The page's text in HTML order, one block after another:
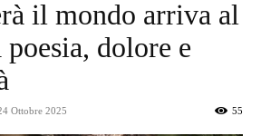
il mondo arriva al
dolore e
Ottobre 2025 55